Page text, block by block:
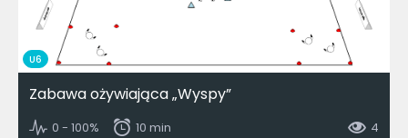
U6
Zabawa ożywiająca „Wyspy”
0 - 100% 10 min 4